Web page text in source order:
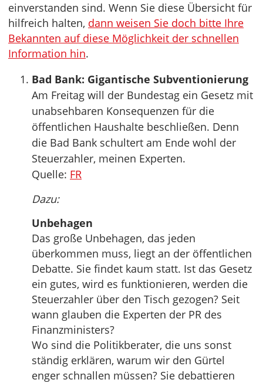
einverstanden sind. Wenn Sie diese Übersicht für
hilfreich halten, dann weisen Sie doch bitte Ihre
Bekannten auf diese Möglichkeit der schnellen
Information hin.
Bad Bank: Gigantische Subventionierung
Am Freitag will der Bundestag ein Gesetz mit
unabsehbaren Konsequenzen für die
öffentlichen Haushalte beschließen. Denn
die Bad Bank schultert am Ende wohl der
Steuerzahler, meinen Experten.
Quelle: FR
Dazu:
Unbehagen
Das große Unbehagen, das jeden
überkommen muss, liegt an der öffentlichen
Debatte. Sie findet kaum statt. Ist das Gesetz
ein gutes, wird es funktionieren, werden die
Steuerzahler über den Tisch gezogen? Seit
wann glauben die Experten der PR des
Finanzministers?
Wo sind die Politikberater, die uns sonst
ständig erklären, warum wir den Gürtel
enger schnallen müssen? Sie debattieren